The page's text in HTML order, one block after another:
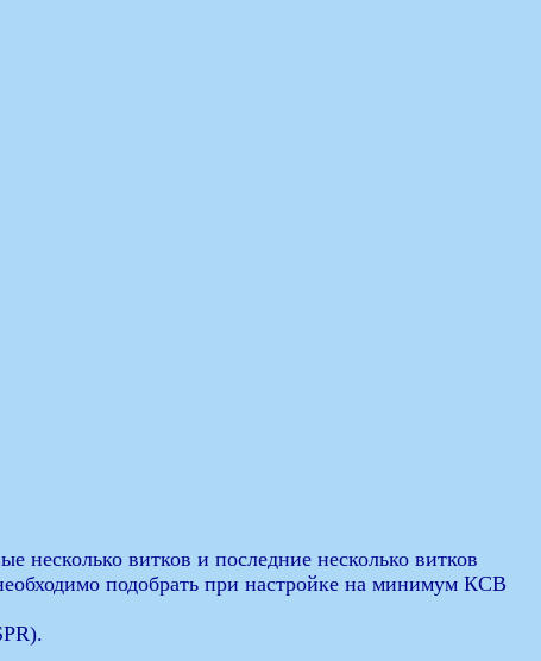
несколько витков и последние несколько витков
подобрать при настройке на минимум КСВ